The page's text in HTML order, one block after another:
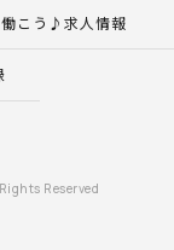
こう♪求人情報
Reserved